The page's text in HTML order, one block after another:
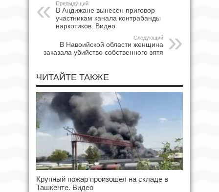
Предыдущий
В Андижане вынесен приговор
участникам канала контрабанды
наркотиков. Видео
Следующий
В Навоийской области женщина
заказала убийство собственного зятя
ЧИТАЙТЕ ТАКЖЕ
Крупный пожар произошел на складе в
Ташкенте. Видео